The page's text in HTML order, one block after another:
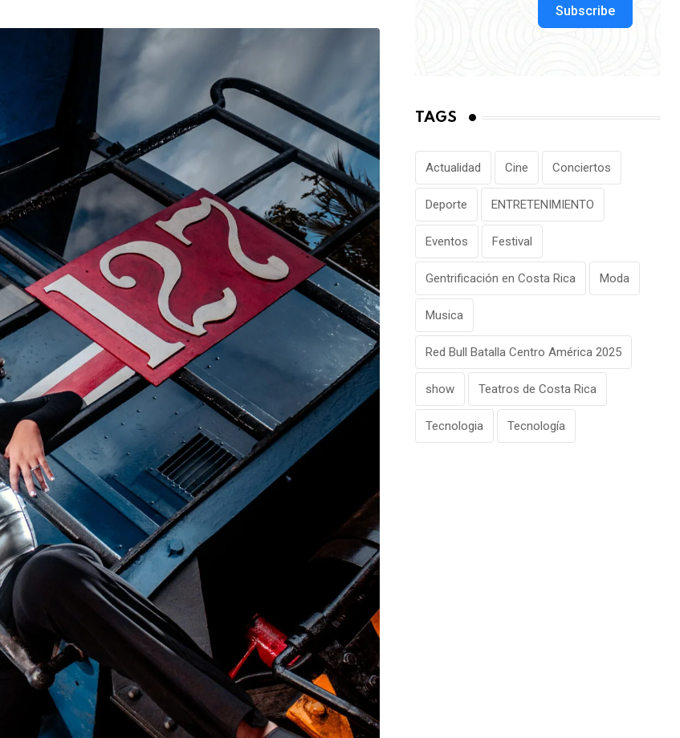
Email
Subscribe
TAGS
Actualidad Cine Conciertos
Deporte ENTRETENIMIENTO
Eventos Festival
Gentrificación en Costa Rica Moda
Musica
Red Bull Batalla Centro América 2025
show Teatros de Costa Rica
Tecnologia Tecnología